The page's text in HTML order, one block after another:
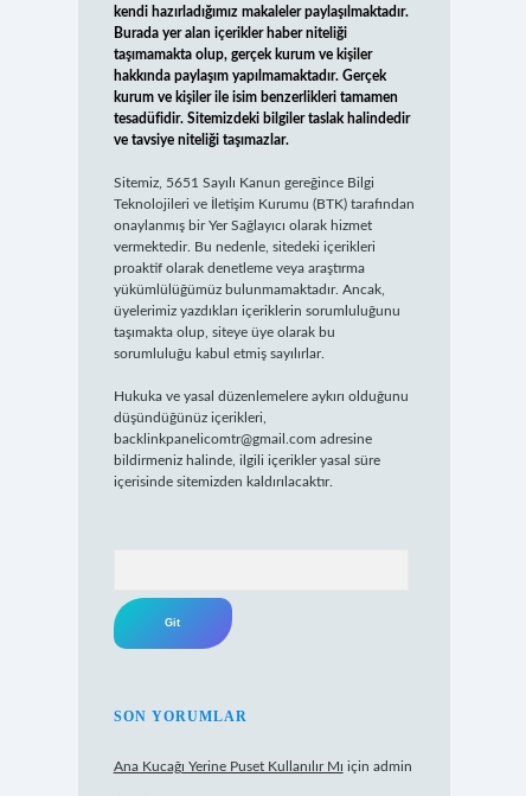
kendi hazırladığımız makaleler paylaşılmaktadır.
Burada yer alan içerikler haber niteliği
taşımamakta olup, gerçek kurum ve kişiler
hakkında paylaşım yapılmamaktadır. Gerçek
kurum ve kişiler ile isim benzerlikleri tamamen
tesadüfidir. Sitemizdeki bilgiler taslak halindedir
ve tavsiye niteliği taşımazlar.
Sitemiz, 5651 Sayılı Kanun gereğince Bilgi
Teknolojileri ve İletişim Kurumu (BTK) tarafından
onaylanmış bir Yer Sağlayıcı olarak hizmet
vermektedir. Bu nedenle, sitedeki içerikleri
proaktif olarak denetleme veya araştırma
yükümlülüğümüz bulunmamaktadır. Ancak,
üyelerimiz yazdıkları içeriklerin sorumluluğunu
taşımakta olup, siteye üye olarak bu
sorumluluğu kabul etmiş sayılırlar.
Hukuka ve yasal düzenlemelere aykırı olduğunu
düşündüğünüz içerikleri,
backlinkpanelicomtr@gmail.com adresine
bildirmeniz halinde, ilgili içerikler yasal süre
içerisinde sitemizden kaldırılacaktır.
SON YORUMLAR
Ana Kucağı Yerine Puset Kullanılır Mı için admin